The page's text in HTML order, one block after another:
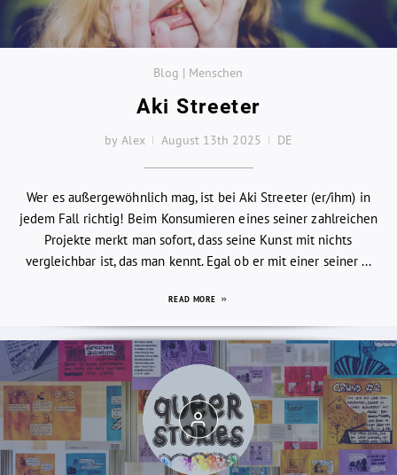
Blog | Menschen
Aki Streeter
by Alex August 13th 2025 DE
Wer es außergewöhnlich mag, ist bei Aki Streeter (er/ihm) in
jedem Fall richtig! Beim Konsumieren eines seiner zahlreichen
Projekte merkt man sofort, dass seine Kunst mit nichts
vergleichbar ist, das man kennt. Egal ob er mit einer seiner ...
READ MORE